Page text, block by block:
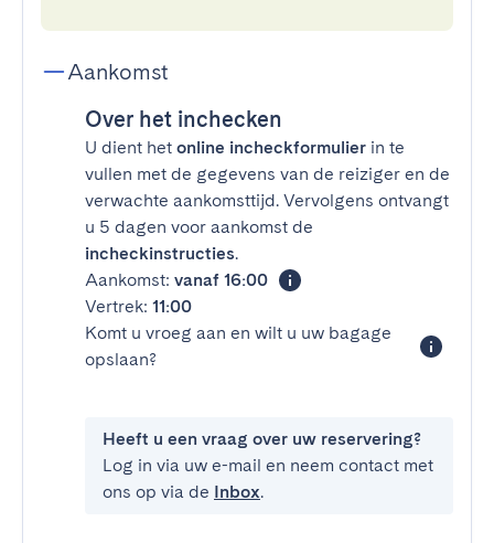
Aankomst
Over het inchecken
U dient het online incheckformulier in te
vullen met de gegevens van de reiziger en de
verwachte aankomsttijd. Vervolgens ontvangt
u 5 dagen voor aankomst de
incheckinstructies.
Aankomst: vanaf 16:00
Vertrek: 11:00
Komt u vroeg aan en wilt u uw bagage
opslaan?
Heeft u een vraag over uw reservering?
Log in via uw e-mail en neem contact met
ons op via de Inbox.